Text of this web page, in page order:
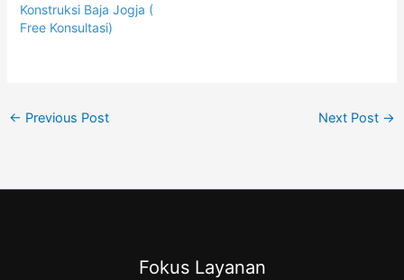
Konstruksi Baja Jogja (
Free Konsultasi)
← Previous Post Next Post →
Fokus Layanan